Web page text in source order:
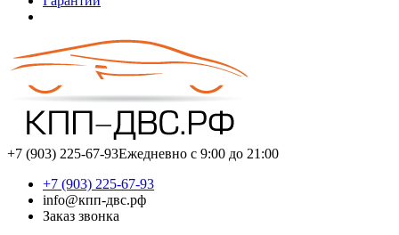
+7 (903) 225-67-93Ежедневно с 9:00 до 21:00
+7 (903) 225-67-93
info@кпп-двс.рф
Заказ звонка